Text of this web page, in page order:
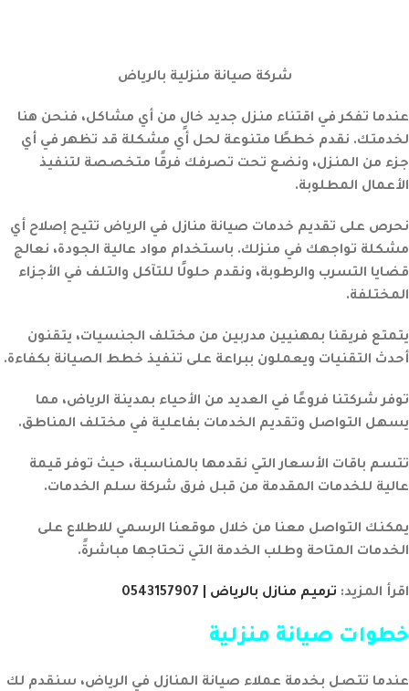
شركة صيانة منزلية بالرياض
عندما تفكر في اقتناء منزل جديد خالٍ من أي مشاكل، فنحن هنا
لخدمتك. نقدم خططًا متنوعة لحل أي مشكلة قد تظهر في أي
جزء من المنزل، ونضع تحت تصرفك فرقًا متخصصة لتنفيذ
الأعمال المطلوبة.
نحرص على تقديم خدمات صيانة منازل في الرياض تتيح إصلاح أي
مشكلة تواجهك في منزلك. باستخدام مواد عالية الجودة، نعالج
قضايا التسرب والرطوبة، ونقدم حلولًا للتآكل والتلف في الأجزاء
المختلفة.
يتمتع فريقنا بمهنيين مدربين من مختلف الجنسيات، يتقنون
أحدث التقنيات ويعملون ببراعة على تنفيذ خطط الصيانة بكفاءة.
توفر شركتنا فروعًا في العديد من الأحياء بمدينة الرياض، مما
يسهل التواصل وتقديم الخدمات بفاعلية في مختلف المناطق.
تتسم باقات الأسعار التي نقدمها بالمناسبة، حيث توفر قيمة
عالية للخدمات المقدمة من قبل فرق شركة سلم الخدمات.
يمكنك التواصل معنا من خلال موقعنا الرسمي للاطلاع على
الخدمات المتاحة وطلب الخدمة التي تحتاجها مباشرةً.
اقرأ المزيد: ترميم منازل بالرياض | 0543157907
خطوات صيانة منزلية
عندما تتصل بخدمة عملاء صيانة المنازل في الرياض، سنقدم لك